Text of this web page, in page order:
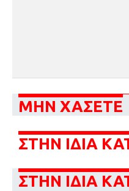
ΜΗΝ ΧΑΣΕΤΕ
ΣΤΗΝ ΙΔΙΑ
ΣΤΗΝ ΙΔΙΑ